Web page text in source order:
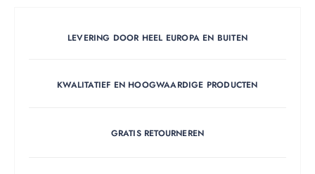
LEVERING DOOR HEEL EUROPA EN BUITEN
KWALITATIEF EN HOOGWAARDIGE PRODUCTEN
GRATIS RETOURNEREN